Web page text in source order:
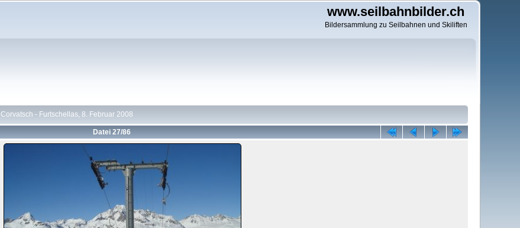
www.seilbahnbilder.ch
Bildersammlung zu Seilbahnen und Skiliften
Corvatsch - Furtschellas, 8. Februar 2008
Datei 27/86